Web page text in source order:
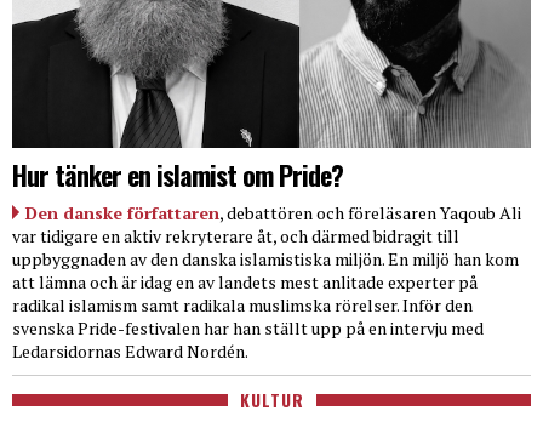
Hur tänker en islamist om Pride?
Den danske författaren, debattören och föreläsaren Yaqoub Ali
var tidigare en aktiv rekryterare åt, och därmed bidragit till
uppbyggnaden av den danska islamistiska miljön. En miljö han kom
att lämna och är idag en av landets mest anlitade experter på
radikal islamism samt radikala muslimska rörelser. Inför den
svenska Pride-festivalen har han ställt upp på en intervju med
Ledarsidornas Edward Nordén.
KULTUR